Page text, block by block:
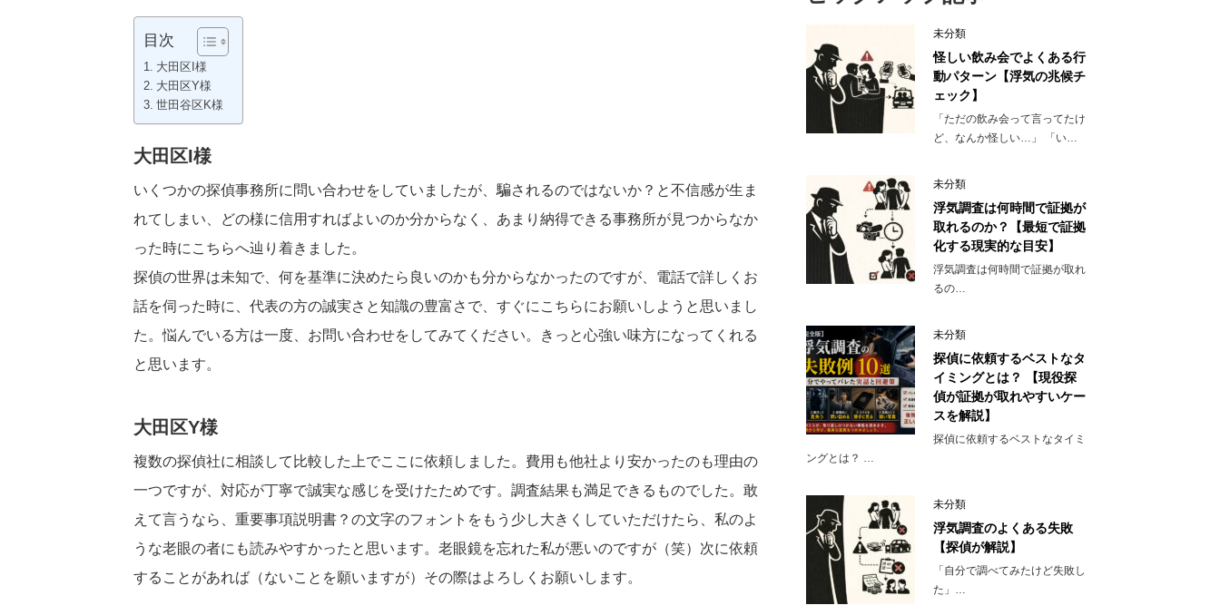
目次
大田区I様
大田区Y様
世田谷区K様
大田区I様
いくつかの探偵事務所に問い合わせをしていましたが、 騙されるのではないか？と不信感が生ま
れてしまい、
どの様に信用すればよいのか分からなく、 あまり納得できる事務所が見つからなか
った時にこちらへ辿り着き ました。
探偵の世界は未知で、 何を基準に決めたら良いのかも分からなかったのですが、 電話で詳しくお
話を伺った時に、 代表の方の誠実さと知識の豊富さで、 すぐにこちらにお願いしようと思いまし
た。悩んでいる方は一度、 お問い合わせをしてみてください。
きっと心強い味方になってくれる
と思います。
大田区Y様
複数の探偵社に相談して比較した上でここに依頼しました。 費用も他社より安かったのも理由の
一つですが、 対応が丁寧で誠実な感じを受けたためです。 調査結果も満足できるものでした。敢
えて言うなら、 重要事項説明書？ の文字のフォントをもう少し大きくしていただけたら、 私のよ
うな老眼の者にも読みやすかったと思います。 老眼鏡を忘れた私が悪いのですが（笑） 次に依頼
することがあれば（ないことを願いますが） その際はよろしくお願いします。
未分類
怪しい飲み会でよくある行
動パターン【浮気の兆候チ
ェック】
「ただの飲み会って言ってたけ
ど、なんか怪しい…」 「い…
未分類
浮気調査は何時間で証拠が
取れるのか？【最短で証拠
化する現実的な目安】
浮気調査は何時間で証拠が取れ
るの…
未分類
探偵に依頼するベストなタ
イミングとは？ 【現役探
偵が証拠が取れやすいケー
スを解説】
探偵に依頼するベストなタイミ
ングとは？ …
未分類
浮気調査のよくある失敗
【探偵が解説】
「自分で調べてみたけど失敗し
た」…